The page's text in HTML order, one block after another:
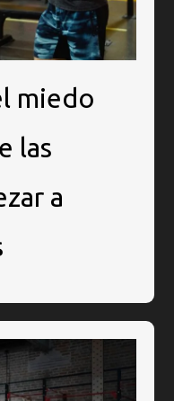
miedo
las
a